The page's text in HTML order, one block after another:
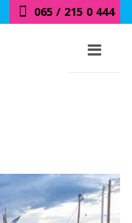
065 / 215 0 444